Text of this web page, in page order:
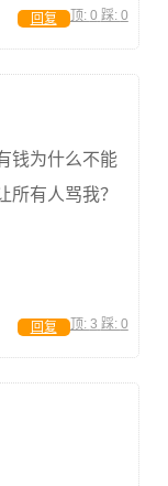
顶: 0 踩: 0
回复
钱为什么不能
所有人骂我？
顶: 3 踩: 0
回复